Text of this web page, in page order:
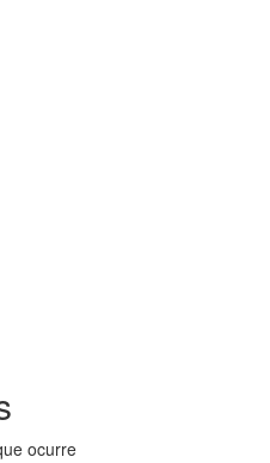
ocurre